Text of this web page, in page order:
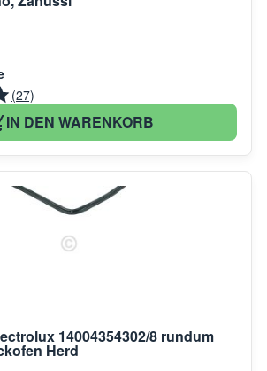
(27)
IN DEN WARENKORB
14004354302/8 rundum
Herd